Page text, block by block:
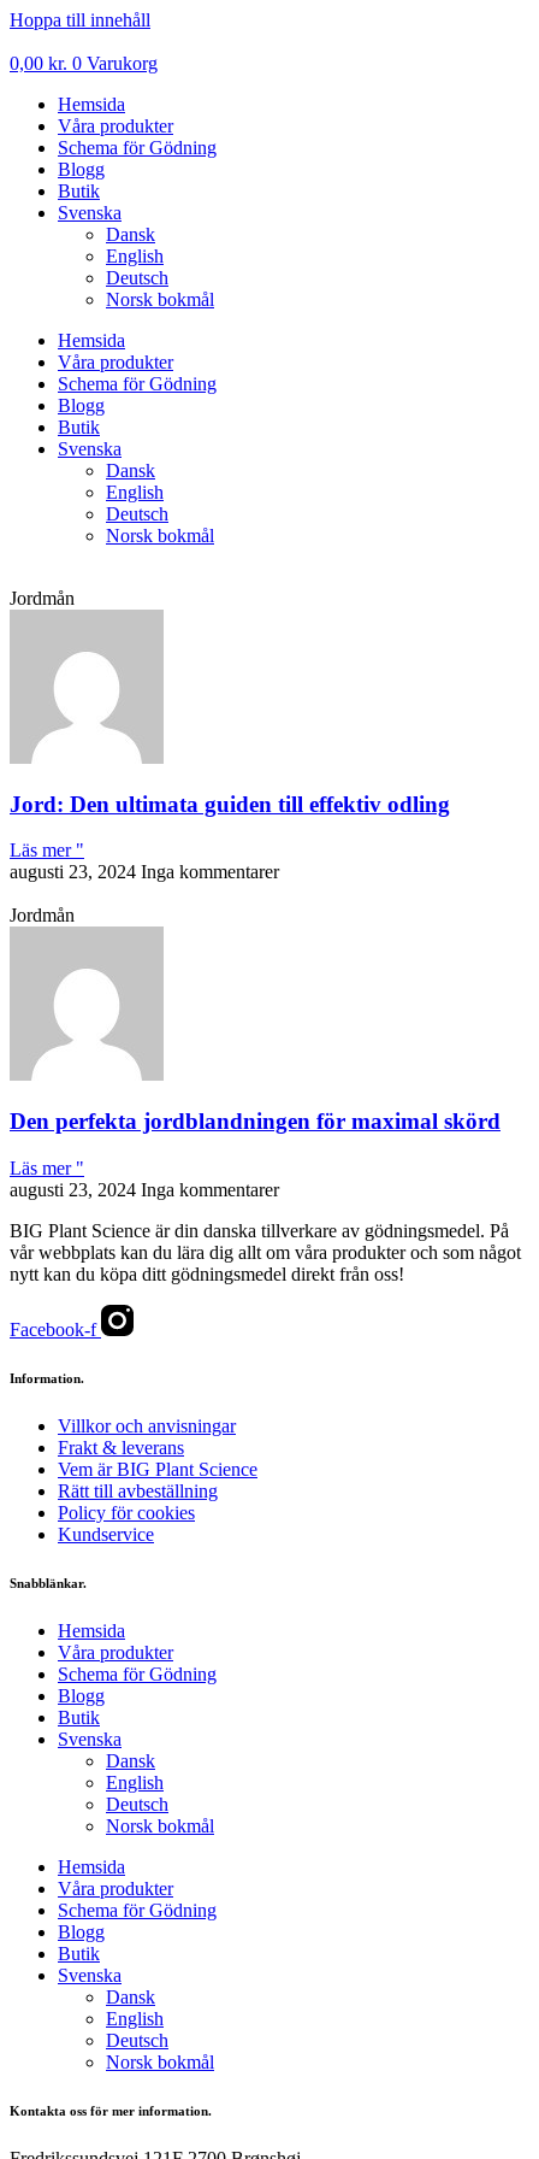
Hoppa till innehåll
0,00 kr. 0 Varukorg
Hemsida
Våra produkter
Schema för Gödning
Blogg
Butik
Svenska
Dansk
English
Deutsch
Norsk bokmål
Hemsida
Våra produkter
Schema för Gödning
Blogg
Butik
Svenska
Dansk
English
Deutsch
Norsk bokmål
Jordmån
Jord: Den ultimata guiden till effektiv odling
Läs mer "
augusti 23, 2024 Inga kommentarer
Jordmån
Den perfekta jordblandningen för maximal skörd
Läs mer "
augusti 23, 2024 Inga kommentarer
BIG Plant Science är din danska tillverkare av gödningsmedel. På
vår webbplats kan du lära dig allt om våra produkter och som något
nytt kan du köpa ditt gödningsmedel direkt från oss!
Facebook-f
Information.
Villkor och anvisningar
Frakt & leverans
Vem är BIG Plant Science
Rätt till avbeställning
Policy för cookies
Kundservice
Snabblänkar.
Hemsida
Våra produkter
Schema för Gödning
Blogg
Butik
Svenska
Dansk
English
Deutsch
Norsk bokmål
Hemsida
Våra produkter
Schema för Gödning
Blogg
Butik
Svenska
Dansk
English
Deutsch
Norsk bokmål
Kontakta oss för mer information.